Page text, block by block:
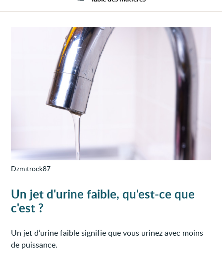
Dzmitrock87
Un jet d'urine faible, qu'est-ce que
c'est ?
Un jet d’urine faible signifie que vous urinez avec moins
de puissance.